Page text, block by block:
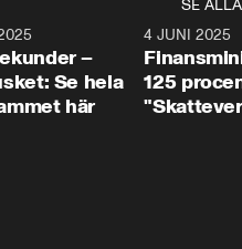
SE ALLA
4:29
–
Se hela
här
4 JUNI 2025
125